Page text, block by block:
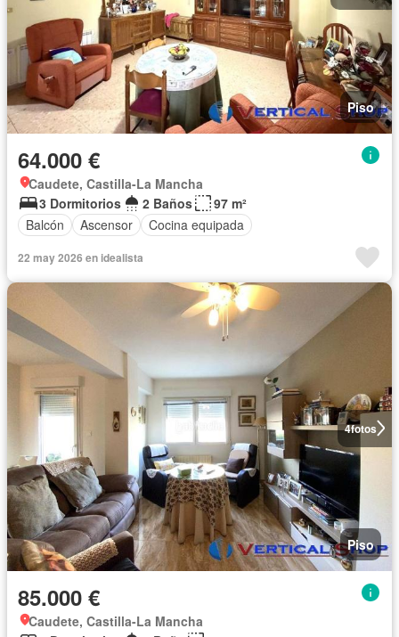
Piso
64.000 €
Caudete, Castilla-La Mancha
3 Dormitorios
2 Baños
97 m²
Balcón
Ascensor Cocina equipada
22 may 2026 en idealista
4fotos
Piso
85.000 €
Caudete, Castilla-La Mancha